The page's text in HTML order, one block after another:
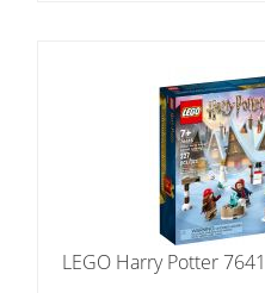
LEGO Harry Potter